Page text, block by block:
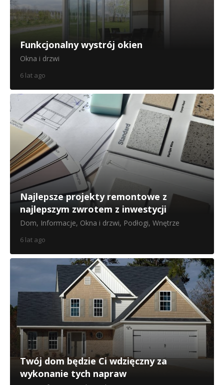
Funkcjonalny wystrój okien
Okna i drzwi
6 lat ago
Najlepsze projekty remontowe z
najlepszym zwrotem z inwestycji
Dom, Informacje, Okna i drzwi, Podłogi, Wnętrze
6 lat ago
Twój dom będzie Ci wdzięczny za
wykonanie tych napraw